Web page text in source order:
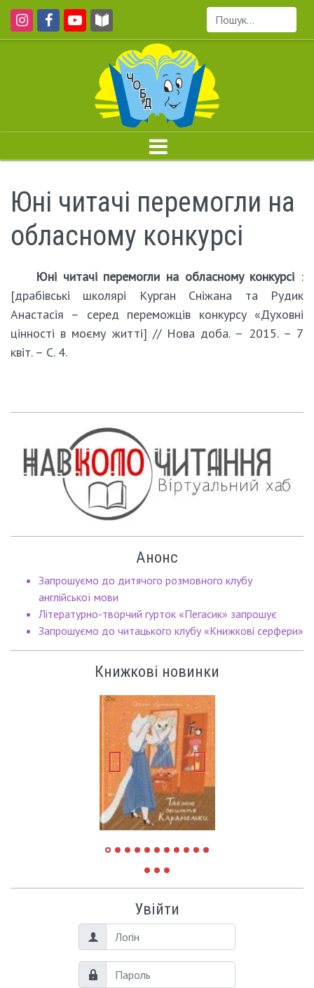
Пошук...
Юні читачі перемогли на
обласному конкурсі
Юні читачі перемогли на обласному конкурсі :
[драбівські школярі Курган Сніжана та Рудик
Анастасія –­ серед переможців конкурсу «Духовні
цінності в моєму житті] // Нова доба. – 2015. – 7
квіт. – С. 4.
Анонс
Запрошуємо до дитячого розмовного клубу
англійської мови
Літературно-творчий гурток «Пегасик» запрошує
Запрошуємо до читацького клубу «Книжкові серфери»
Книжкові новинки
Увійти
Логін
Пароль